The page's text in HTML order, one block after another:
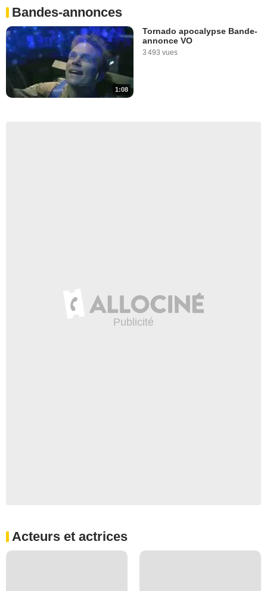
Bandes-annonces
1:08
Tornado apocalypse Bande-
annonce VO
3 493 vues
Acteurs et actrices